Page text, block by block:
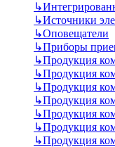
↳
↳Источники
↳Оповещатели
↳Приборы
↳Продукция
↳Продукция
↳Продукция
↳Продукция
↳Продукция
↳Продукция
↳Продукция